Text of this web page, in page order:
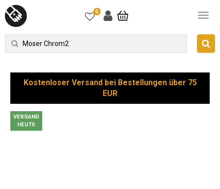
0
Kostenloser Versand bei Bestellungen über 75
EUR
VERSAND
HEUTE